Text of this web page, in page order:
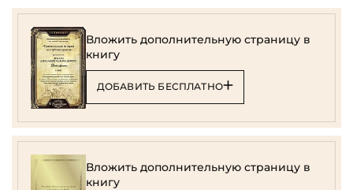
Вложить дополнительную страницу в
книгу
ДОБАВИТЬ БЕСПЛАТНО
Вложить дополнительную страницу в
книгу